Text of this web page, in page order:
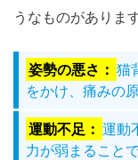
うなものがあります
姿勢の悪さ： 猫
をかけ、痛みの
運動不足： 運動
力が弱まること